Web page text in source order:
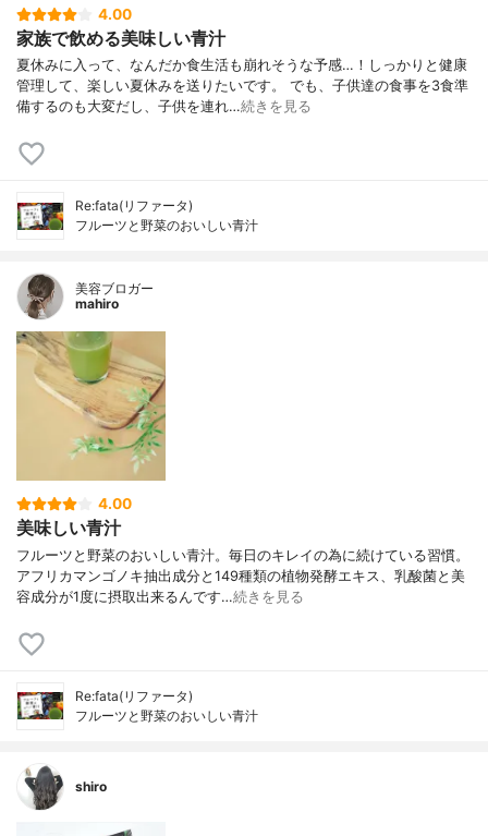
4.00
家族で飲める美味しい青汁
夏休みに入って、なんだか食生活も崩れそうな予感…！しっかりと健康
管理して、楽しい夏休みを送りたいです。 でも、子供達の食事を3食準
備するのも大変だし、子供を連れ…続きを見る
Re:fata(リファータ)
フルーツと野菜のおいしい青汁
美容ブロガー
mahiro
4.00
美味しい青汁
フルーツと野菜のおいしい青汁。毎日のキレイの為に続けている習慣。
アフリカマンゴノキ抽出成分と149種類の植物発酵エキス、乳酸菌と美
容成分が1度に摂取出来るんです…続きを見る
Re:fata(リファータ)
フルーツと野菜のおいしい青汁
shiro